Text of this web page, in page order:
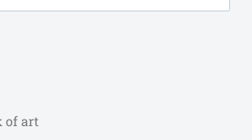
of art